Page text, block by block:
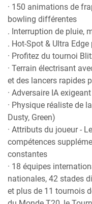
· 150 animations de
bowling différentes
. Interruption de pluie,
. Hot-Spot & Ultra
· Profitez du tournoi
· Terrain électrisant
et des lancers rapides
· Adversaire IA exigeant
· Physique réaliste de
Dusty, Green)
· Attributs du joueur -
compétences
constantes
· 18 équipes
nationales, 42 stades
et plus de 11 tournois